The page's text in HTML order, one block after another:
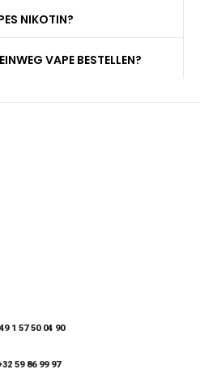
NIKOTIN?
VAPE BESTELLEN?
1 57 50 04 90
59 86 99 97